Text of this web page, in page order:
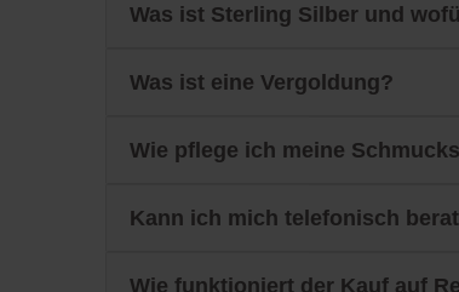
Was ist Sterling Silber und
Was ist eine Vergoldung?
Wie pflege ich meine
Kann ich mich telefonisch
Wie funktioniert der Kauf auf